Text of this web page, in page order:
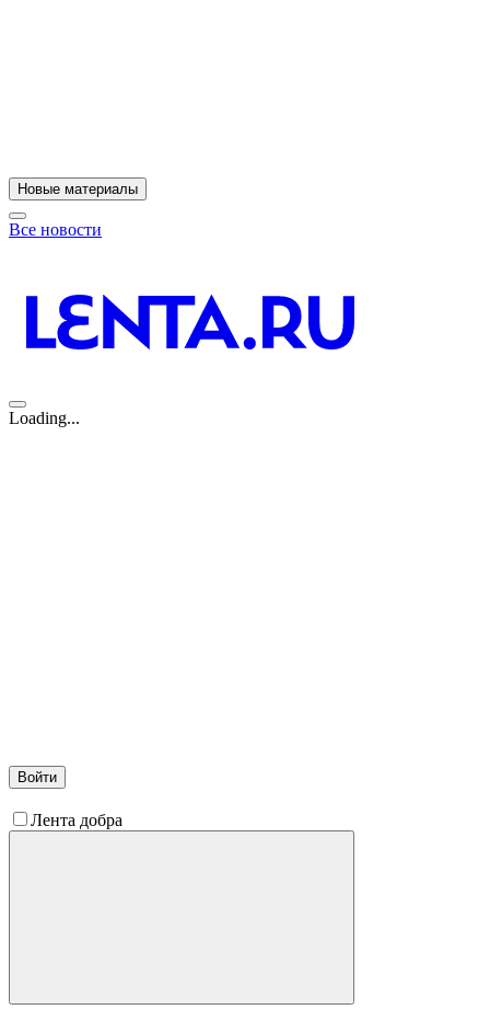
Новые материалы
Все новости
Loading...
Войти
Лента добра